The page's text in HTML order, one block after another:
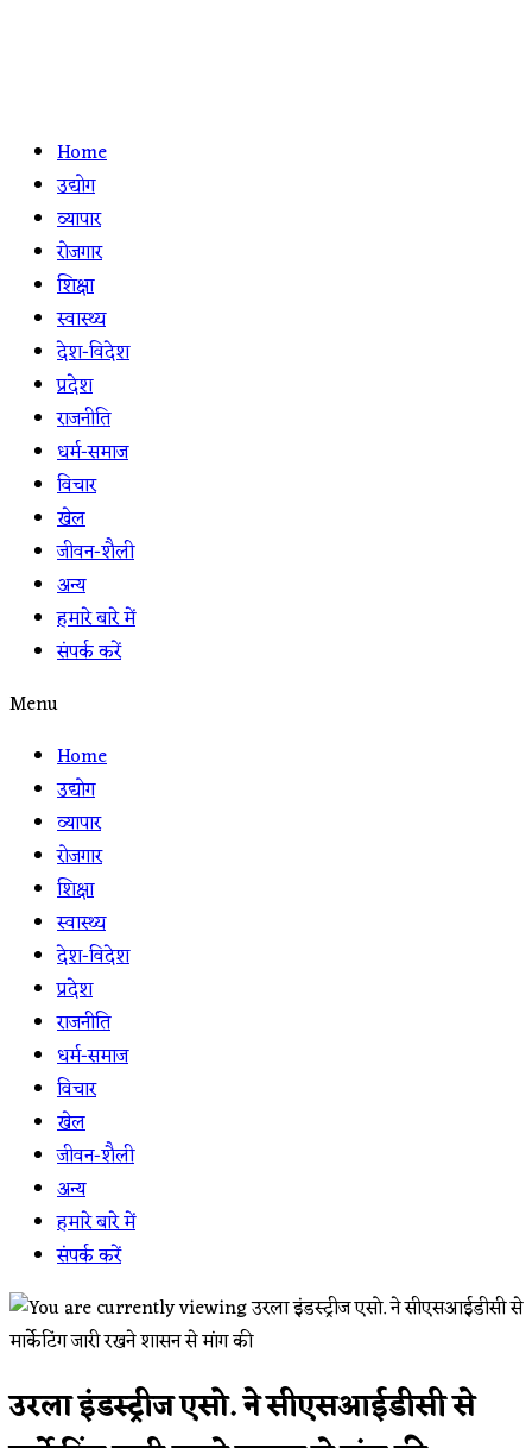
Home
उद्योग
व्यापार
रोजगार
शिक्षा
स्वास्थ्य
देश-विदेश
प्रदेश
राजनीति
धर्म-समाज
विचार
खेल
जीवन-शैली
अन्य
हमारे बारे में
संपर्क करें
Menu
Home
उद्योग
व्यापार
रोजगार
शिक्षा
स्वास्थ्य
देश-विदेश
प्रदेश
राजनीति
धर्म-समाज
विचार
खेल
जीवन-शैली
अन्य
हमारे बारे में
संपर्क करें
उरला इंडस्ट्रीज एसो. ने सीएसआईडीसी से